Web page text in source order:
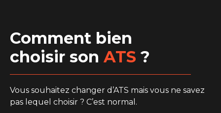
Comment bien
choisir son ATS ?
Vous souhaitez changer d’ATS mais vous ne savez
pas lequel choisir ? C’est normal.